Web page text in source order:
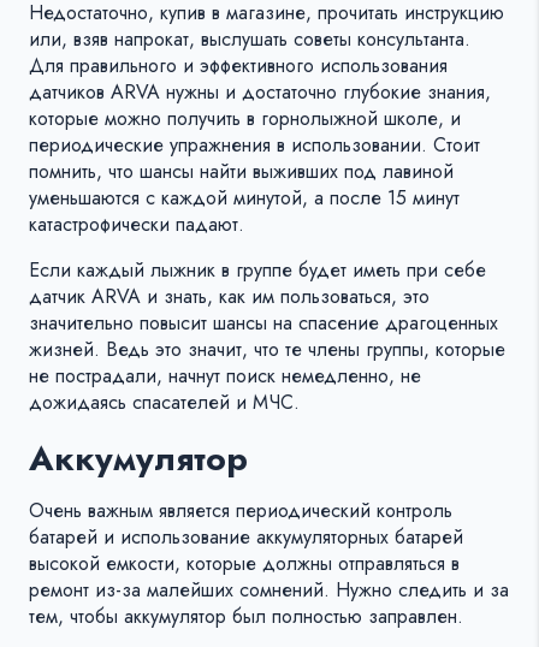
Недостаточно, купив в магазине, прочитать инструкцию
или, взяв напрокат, выслушать советы консультанта.
Для правильного и эффективного использования
датчиков ARVA нужны и достаточно глубокие знания,
которые можно получить в горнолыжной школе, и
периодические упражнения в использовании. Стоит
помнить, что шансы найти выживших под лавиной
уменьшаются с каждой минутой, а после 15 минут
катастрофически падают.
Если каждый лыжник в группе будет иметь при себе
датчик ARVA и знать, как им пользоваться, это
значительно повысит шансы на спасение драгоценных
жизней. Ведь это значит, что те члены группы, которые
не пострадали, начнут поиск немедленно, не
дожидаясь спасателей и МЧС.
Аккумулятор
Очень важным является периодический контроль
батарей и использование аккумуляторных батарей
высокой емкости, которые должны отправляться в
ремонт из-за малейших сомнений. Нужно следить и за
тем, чтобы аккумулятор был полностью заправлен.